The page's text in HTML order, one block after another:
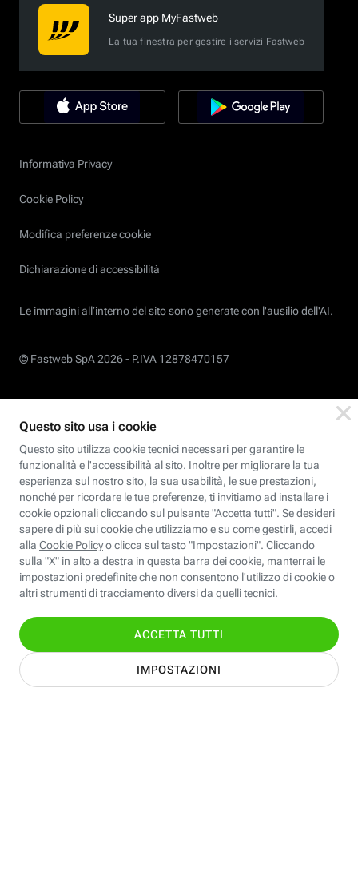
Super app MyFastweb
La tua finestra per gestire i servizi Fastweb
Informativa Privacy
Cookie Policy
Modifica preferenze cookie
Dichiarazione di accessibilità
Le immagini all’interno del sito sono generate con l'ausilio dell'AI.
© Fastweb SpA 2026 - P.IVA 12878470157